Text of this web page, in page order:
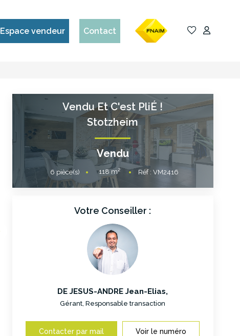
Espace vendeur Contact
Vendu Et C'est PliÉ !
Stotzheim
Vendu
6 pièce(s) 118 m² Réf : VM2416
Votre Conseiller :
DE JESUS-ANDRE Jean-Elias,
Gérant, Responsable transaction
Contacter par mail Voir le numéro